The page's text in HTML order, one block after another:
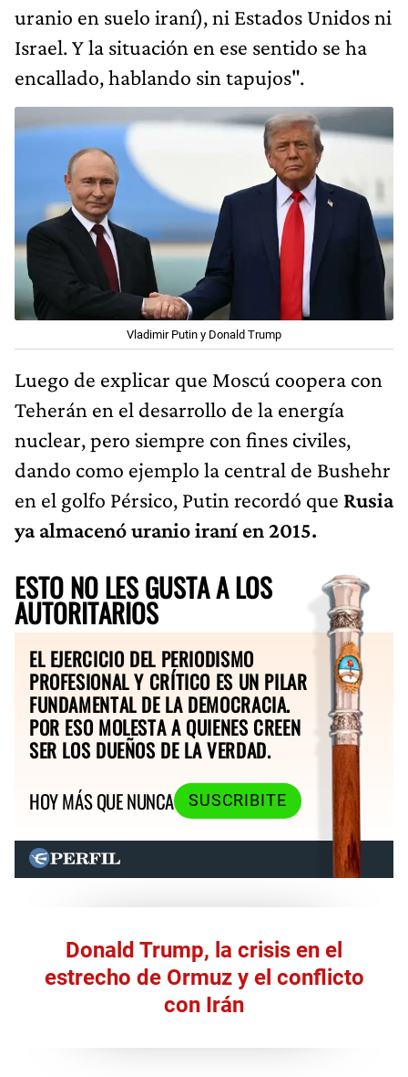
uranio en suelo iraní), ni Estados Unidos ni
Israel. Y la situación en ese sentido se ha
encallado, hablando sin tapujos".
Vladimir Putin y Donald Trump
Luego de explicar que Moscú coopera con
Teherán en el desarrollo de la energía
nuclear, pero siempre con fines civiles,
dando como ejemplo la central de Bushehr
en el golfo Pérsico, Putin recordó que Rusia
ya almacenó uranio iraní en 2015.
ESTO NO LES GUSTA A LOS
AUTORITARIOS
EL EJERCICIO DEL PERIODISMO
PROFESIONAL Y CRÍTICO ES UN PILAR
FUNDAMENTAL DE LA DEMOCRACIA.
POR ESO MOLESTA A QUIENES CREEN
SER LOS DUEÑOS DE LA VERDAD.
HOY MÁS QUE NUNCA
SUSCRIBITE
Donald Trump, la crisis en el
estrecho de Ormuz y el conflicto
con Irán